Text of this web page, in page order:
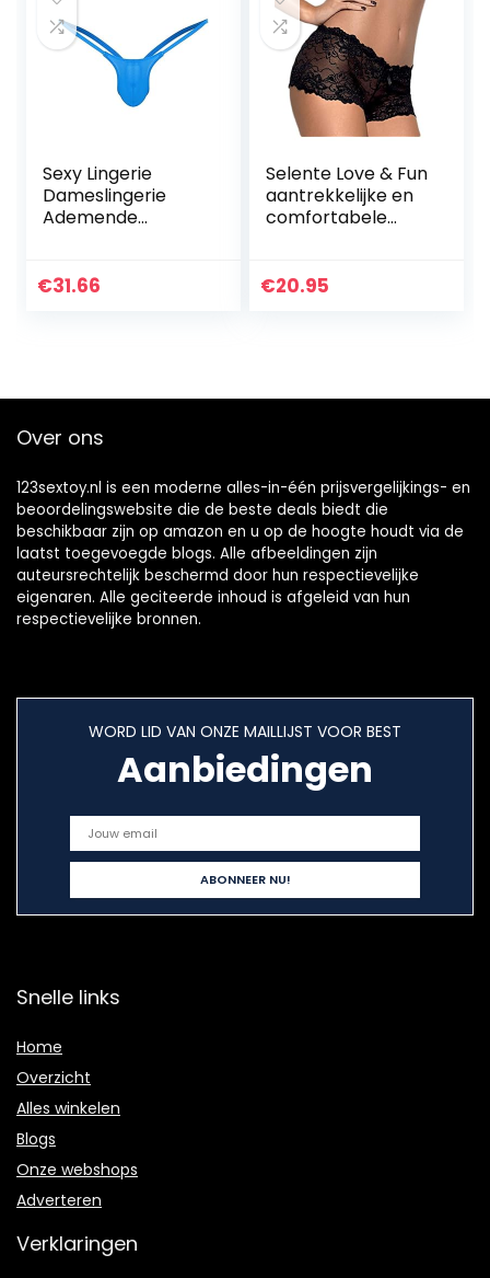
Sexy Lingerie
Dameslingerie
Ademende
Voor Heren
€31.66
Selente Love & Fun
aantrekkelijke en
comfortabele
openget, gemaakt
€20.95
Over ons
123sextoy.nl is een moderne alles-in-één prijsvergelijkings- en
beoordelingswebsite die de beste deals biedt die
beschikbaar zijn op amazon en u op de hoogte houdt via de
laatst toegevoegde blogs. Alle afbeeldingen zijn
auteursrechtelijk beschermd door hun respectievelijke
eigenaren. Alle geciteerde inhoud is afgeleid van hun
respectievelijke bronnen.
WORD LID VAN ONZE MAILLIJST VOOR BEST
Aanbiedingen
Snelle links
Home
Overzicht
Alles winkelen
Blogs
Onze webshops
Adverteren
Verklaringen